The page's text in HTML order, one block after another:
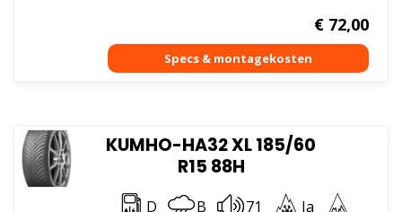
€72,00
KUMHO-HA32 XL 185/60
R15 88H
D B 71
Ja